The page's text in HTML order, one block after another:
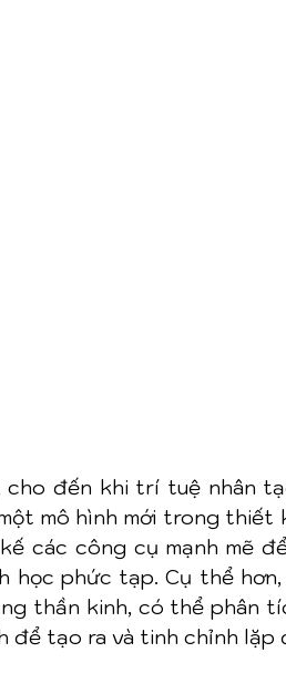
cho đến khi trí tuệ nhân
mô hình mới trong thiết
các công cụ mạnh mẽ
học phức tạp. Cụ thể
thần kinh, có thể phân
để tạo ra và tinh chỉnh lặp